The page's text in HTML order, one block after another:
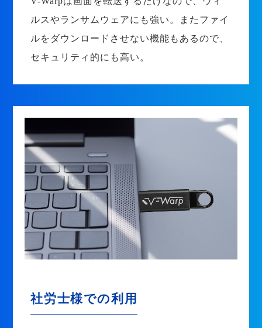
ルスやランサムウェアにも強い。またファイ
ルをダウンロードさせない機能もあるので、
セキュリティ的にも高い。
社労士様での利用